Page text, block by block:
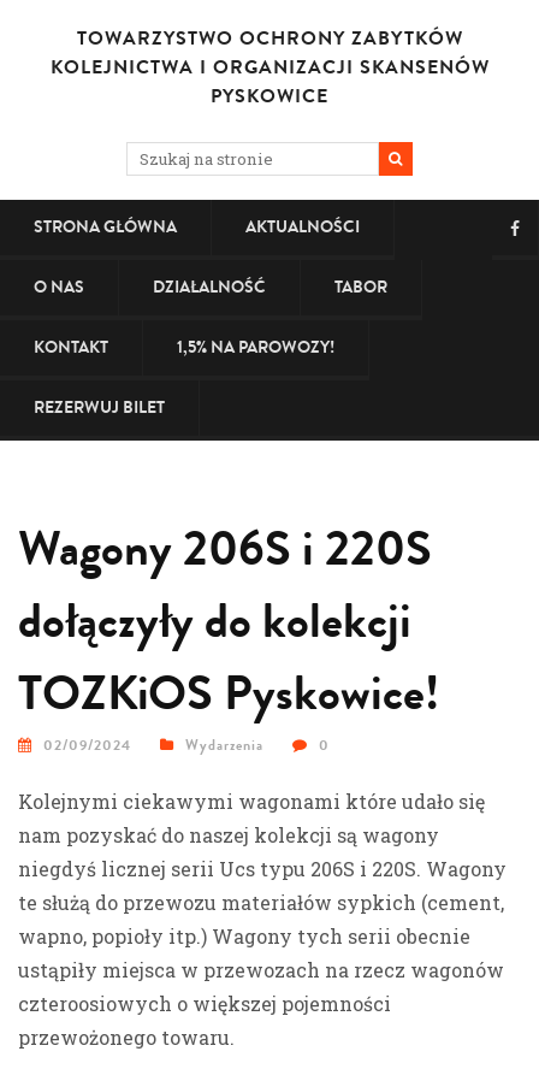
TOWARZYSTWO OCHRONY ZABYTKÓW
KOLEJNICTWA I ORGANIZACJI SKANSENÓW
PYSKOWICE
STRONA GŁÓWNA AKTUALNOŚCI
O NAS DZIAŁALNOŚĆ TABOR
KONTAKT 1,5% NA PAROWOZY!
REZERWUJ BILET
Wagony 206S i 220S
dołączyły do kolekcji
TOZKiOS Pyskowice!
02/09/2024 Wydarzenia 0
Kolejnymi ciekawymi wagonami które udało się
nam pozyskać do naszej kolekcji są wagony
niegdyś licznej serii Ucs typu 206S i 220S. Wagony
te służą do przewozu materiałów sypkich (cement,
wapno, popioły itp.) Wagony tych serii obecnie
ustąpiły miejsca w przewozach na rzecz wagonów
czteroosiowych o większej pojemności
przewożonego towaru.